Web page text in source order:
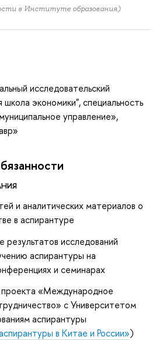
в Институте образования)
исследовательский
экономики", специальность
управление»,
и аналитических материалов о
в аспирантуре
результатов исследований
аспирантуры на
и семинарах
проекта «Международное
с Университетом
аспирантуры
в Китае и России»)